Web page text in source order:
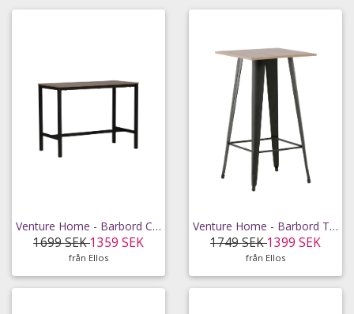
Venture Home - Barbord Camden - Brun
1699 SEK1359 SEK
från Ellos
Venture Home - Barbord Tempe - Brun
1749 SEK1399 SEK
från Ellos